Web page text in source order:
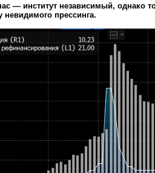
— институт независимый, однако
невидимого прессинга.